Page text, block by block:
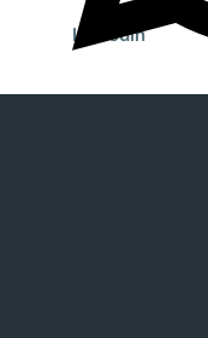
LinkedIn